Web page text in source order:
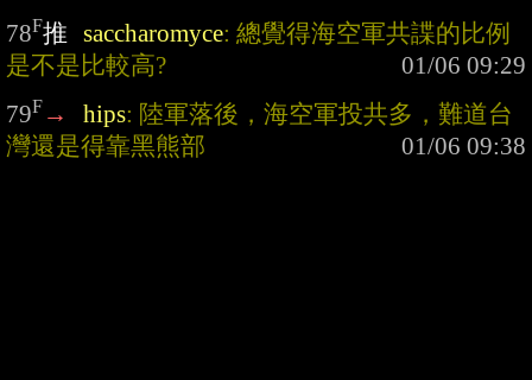
78F推 saccharomyce: 總覺得海空軍共諜的比例
是不是比較高?
79F → hips: 陸軍落後，海空軍投共多，難道台
灣還是得靠黑熊部